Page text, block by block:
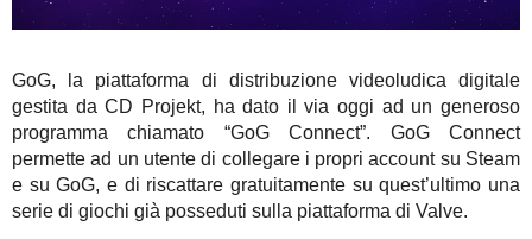
GoG, la piattaforma di distribuzione videoludica digitale
gestita da CD Projekt, ha dato il via oggi ad un generoso
programma chiamato “GoG Connect”. GoG Connect
permette ad un utente di collegare i propri account su Steam
e su GoG, e di riscattare gratuitamente su quest’ultimo una
serie di giochi già posseduti sulla piattaforma di Valve.